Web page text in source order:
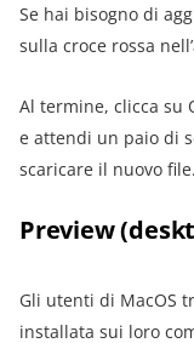
Se hai bisogno di
sulla croce rossa
Al termine, clicca su
e attendi un paio di
scaricare il nuovo file.
Preview
Gli utenti di MacOS
installata sui loro